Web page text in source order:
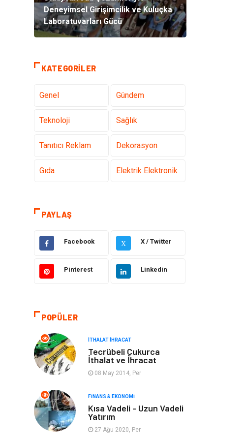
Deneyimsel Girişimcilik ve Kuluçka
Laboratuvarları Gücü
KATEGORILER
Genel Gündem
Teknoloji Sağlık
Tanıtıcı Reklam Dekorasyon
Gıda Elektrik Elektronik
Makine
Ulaşım ve
Alışveriş
Emlak
Mobilya Organizasyon
Eğitim Kurumları Tatil
Tekstil Turizm
Aksesuar
PAYLAŞ
Facebook X X / Twitter
Pinterest Linkedin
POPÜLER
İTHALAT İHRACAT
Tecrübeli Çukurca
İthalat ve İhracat
08 May 2014, Per
FINANS & EKONOMI
Kısa Vadeli - Uzun Vadeli
Yatırım
27 Ağu 2020, Per